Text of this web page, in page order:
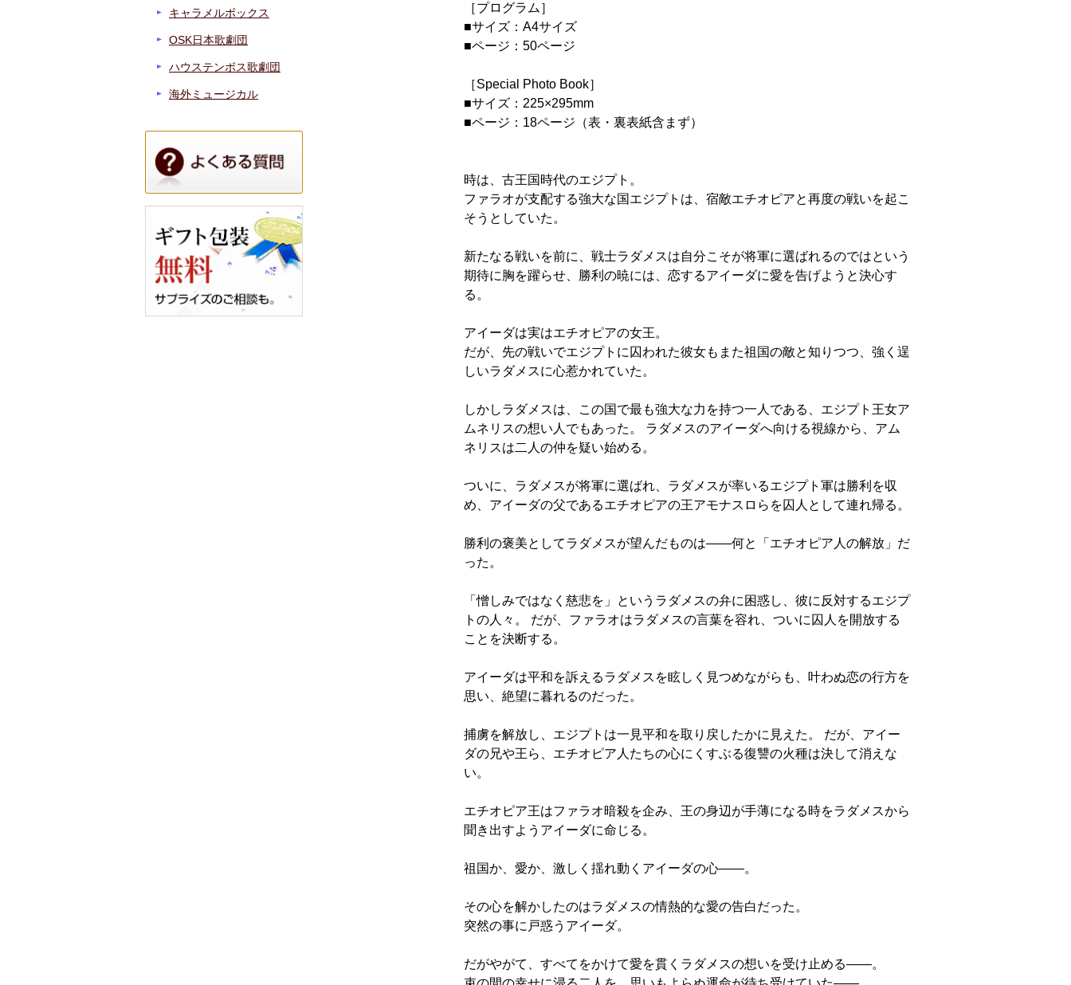
［プログラム］
■サイズ：A4サイズ
■ページ：50ページ
［Special Photo Book］
■サイズ：225×295mm
■ページ：18ページ（表・裏表紙含まず）
時は、古王国時代のエジプト。
ファラオが支配する強大な国エジプトは、宿敵エチオピアと再度の戦いを起こ
そうとしていた。
新たなる戦いを前に、戦士ラダメスは自分こそが将軍に選ばれるのではという
期待に胸を躍らせ、勝利の暁には、恋するアイーダに愛を告げようと決心す
る。
アイーダは実はエチオピアの女王。
だが、先の戦いでエジプトに囚われた彼女もまた祖国の敵と知りつつ、強く逞
しいラダメスに心惹かれていた。
しかしラダメスは、この国で最も強大な力を持つ一人である、エジプト王女ア
ムネリスの想い人でもあった。 ラダメスのアイーダへ向ける視線から、アム
ネリスは二人の仲を疑い始める。
ついに、ラダメスが将軍に選ばれ、ラダメスが率いるエジプト軍は勝利を収
め、アイーダの父であるエチオピアの王アモナスロらを囚人として連れ帰る。
勝利の褒美としてラダメスが望んだものは――何と「エチオピア人の解放」だ
った。
「憎しみではなく慈悲を」というラダメスの弁に困惑し、彼に反対するエジプ
トの人々。 だが、ファラオはラダメスの言葉を容れ、ついに囚人を開放する
ことを決断する。
アイーダは平和を訴えるラダメスを眩しく見つめながらも、叶わぬ恋の行方を
思い、絶望に暮れるのだった。
捕虜を解放し、エジプトは一見平和を取り戻したかに見えた。 だが、アイー
ダの兄や王ら、エチオピア人たちの心にくすぶる復讐の火種は決して消えな
い。
エチオピア王はファラオ暗殺を企み、王の身辺が手薄になる時をラダメスから
聞き出すようアイーダに命じる。
祖国か、愛か、激しく揺れ動くアイーダの心――。
その心を解かしたのはラダメスの情熱的な愛の告白だった。
突然の事に戸惑うアイーダ。
だがやがて、すべてをかけて愛を貫くラダメスの想いを受け止める――。
キャラメルボックス
OSK日本歌劇団
ハウステンボス歌劇団
海外ミュージカル